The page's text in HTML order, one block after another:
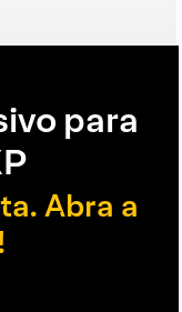
para
Abra a